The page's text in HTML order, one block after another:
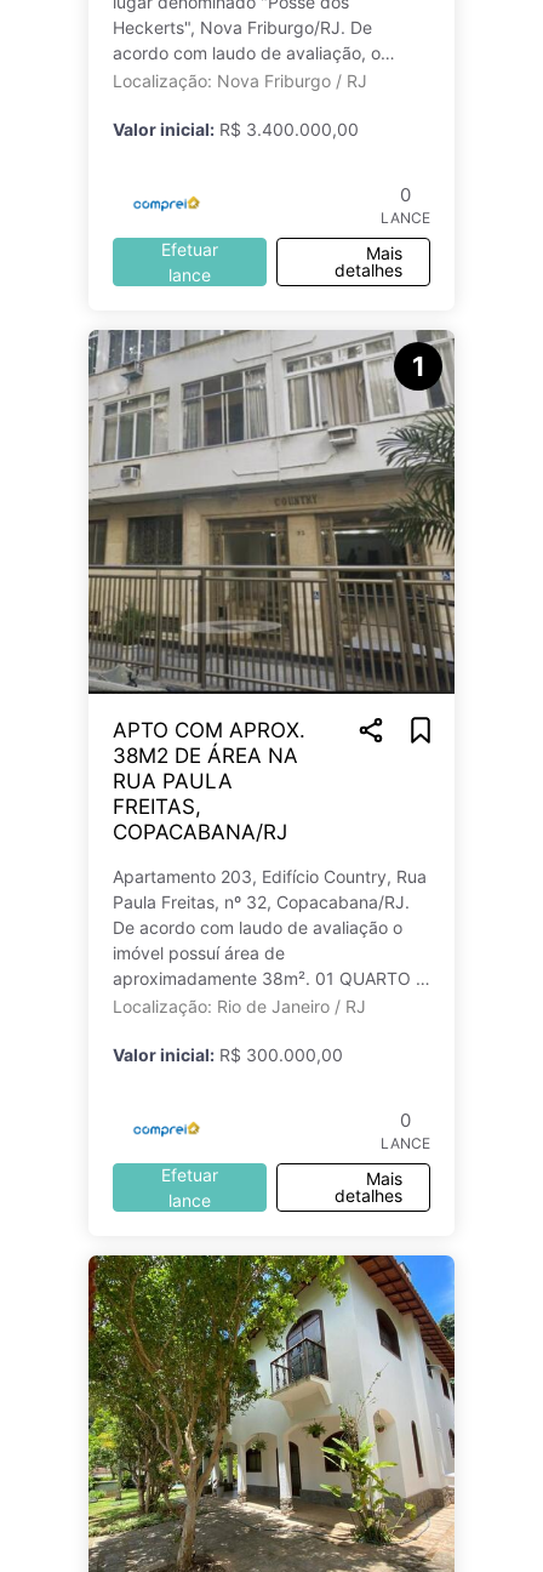
Heckerts", Nova Friburgo/RJ. De
acordo com laudo de avaliação, o
imóvel constituído por área de terras
Localização: Nova Friburgo / RJ
Valor inicial: R$ 3.400.000,00
0
LANCE
Efetuar
lance
Mais
detalhes
1
APTO COM APROX.
38M2 DE ÁREA NA
RUA PAULA
FREITAS,
COPACABANA/RJ
Apartamento 203, Edifício Country, Rua
Paula Freitas, nº 32, Copacabana/RJ.
De acordo com laudo de avaliação o
imóvel possuí área de
aproximadamente 38m². 01 QUARTO E
01 BANHEIRO - CONJUGADO. Matrícula
Localização: Rio de Janeiro / RJ
Valor inicial: R$ 300.000,00
0
LANCE
Efetuar
lance
Mais
detalhes